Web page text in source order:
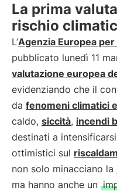
La prima
rischio
L’Agenzia Europea per
pubblicato lunedì 11
valutazione europea
evidenziando che il
da fenomeni climatici
caldo, siccità, incendi
destinati a
ottimistici sul
non solo minacciano la
ma hanno anche un